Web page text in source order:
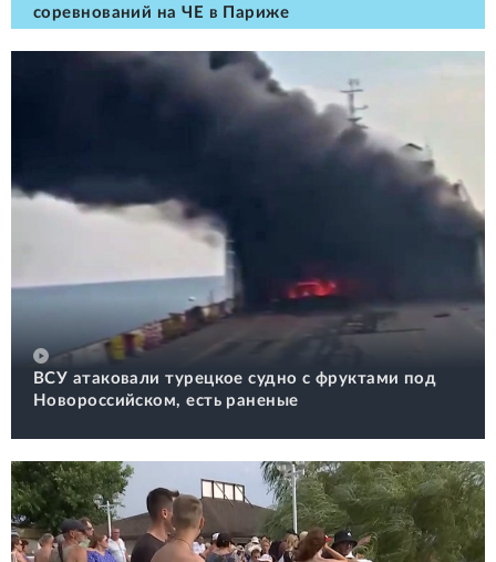
соревнований на ЧЕ в Париже
ВСУ атаковали турецкое судно с фруктами под
Новороссийском, есть раненые